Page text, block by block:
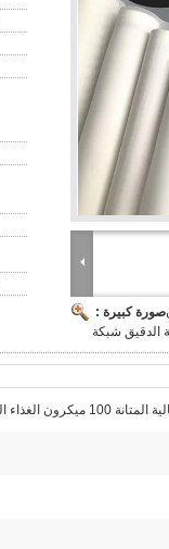
صورة كبيرة :
الدقيق شبكة